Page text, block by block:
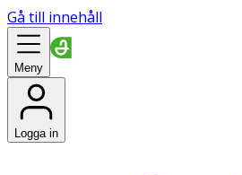
Gå till innehåll
Meny
Logga in